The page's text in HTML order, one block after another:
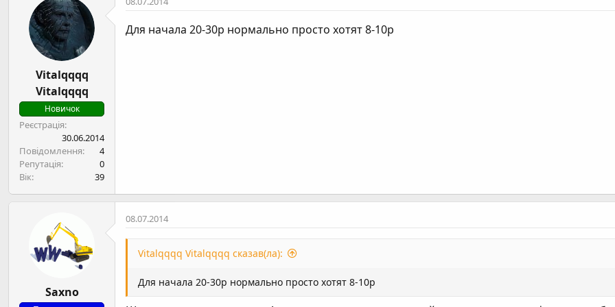
Vitalqqqq
Vitalqqqq
Новичок
Реєстрація
30.06.2014
Повідомлення
4
Репутація
0
Вік
39
Для начала 20-30р нормально просто хотят 8-10р
Saxno
08.07.2014
Vitalqqqq Vitalqqqq сказав(ла):
Для начала 20-30р нормально просто хотят 8-10р